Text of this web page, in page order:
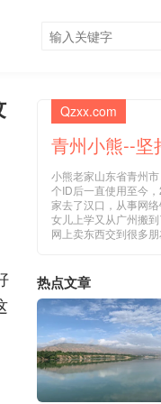
Qzxx.com
青州小熊--坚
小熊老家山东省青州
个ID后一直使用至今
家去了汉口，从事网
女儿上学又从广州搬
网上卖东西交到很多朋
热点文章